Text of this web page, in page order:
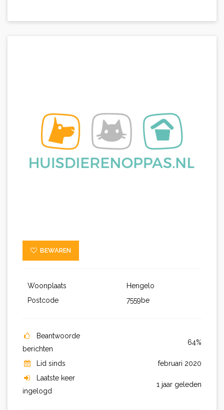
BEWAREN
Woonplaats
Hengelo
Postcode
7559be
Beantwoorde
berichten
64%
Lid sinds
februari 2020
Laatste keer
ingelogd
1 jaar geleden